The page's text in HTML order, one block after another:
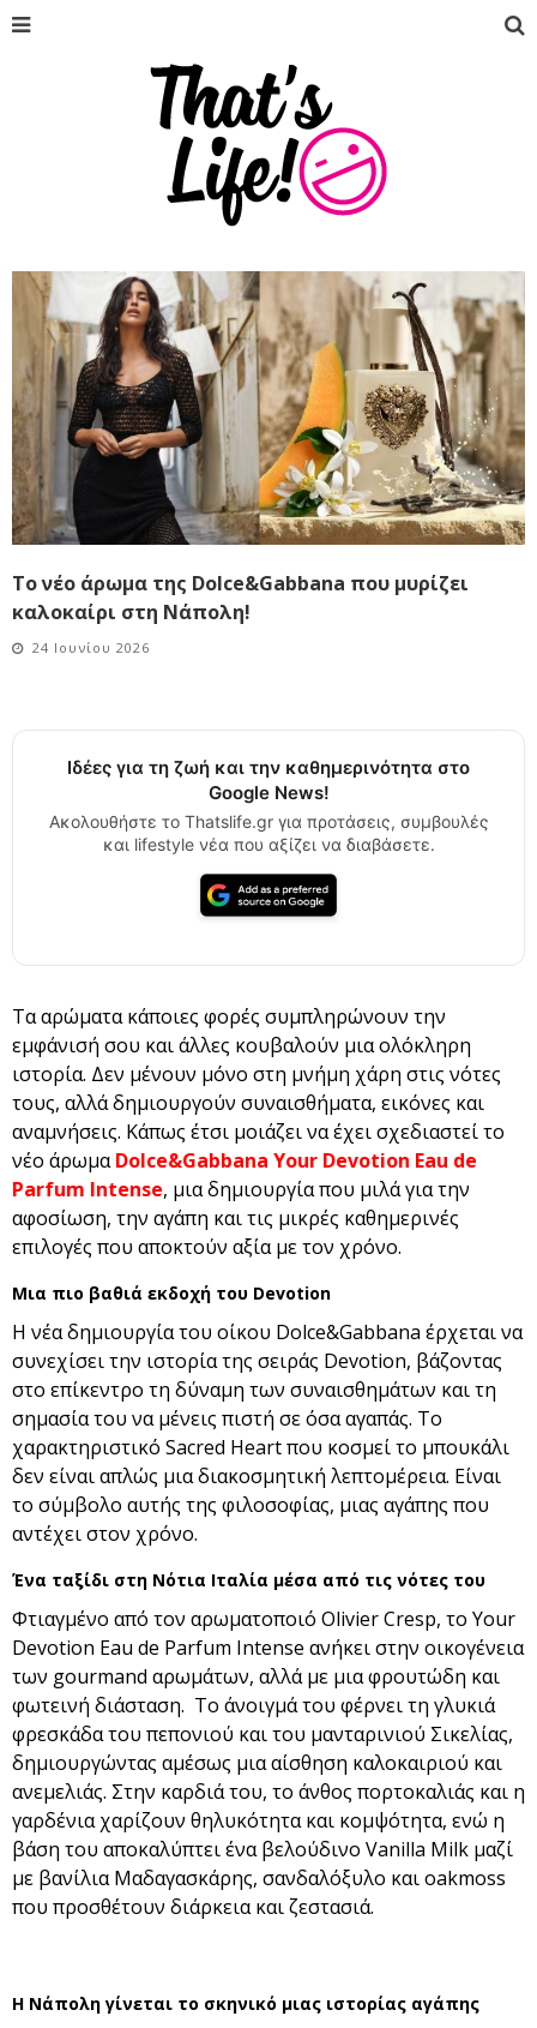
Το νέο άρωμα της Dolce&Gabbana που μυρίζει
καλοκαίρι στη Νάπολη!
24 Ιουνίου 2026
Ιδέες για τη ζωή και την καθημερινότητα στο
Google News!
Ακολουθήστε το Thatslife.gr για προτάσεις, συμβουλές
και lifestyle νέα που αξίζει να διαβάσετε.
Τα αρώματα κάποιες φορές συμπληρώνουν την
εμφάνισή σου και άλλες κουβαλούν μια ολόκληρη
ιστορία. Δεν μένουν μόνο στη μνήμη χάρη στις νότες
τους, αλλά δημιουργούν συναισθήματα, εικόνες και
αναμνήσεις. Κάπως έτσι μοιάζει να έχει σχεδιαστεί το
νέο άρωμαDolce&Gabbana Your Devotion Eau de
Parfum Intense, μια δημιουργία που μιλά για την
αφοσίωση, την αγάπη και τις μικρές καθημερινές
επιλογές που αποκτούν αξία με τον χρόνο.
Μια πιο βαθιά εκδοχή του Devotion
Η νέα δημιουργία του οίκου Dolce&Gabbana έρχεται να
συνεχίσει την ιστορία της σειράς Devotion, βάζοντας
στο επίκεντρο τη δύναμη των συναισθημάτων και τη
σημασία του να μένεις πιστή σε όσα αγαπάς. Το
χαρακτηριστικό Sacred Heart που κοσμεί το μπουκάλι
δεν είναι απλώς μια διακοσμητική λεπτομέρεια. Είναι
το σύμβολο αυτής της φιλοσοφίας, μιας αγάπης που
αντέχει στον χρόνο.
Ένα ταξίδι στη Νότια Ιταλία μέσα από τις νότες του
Φτιαγμένο από τον αρωματοποιό Olivier Cresp, το Your
Devotion Eau de Parfum Intense ανήκει στην οικογένεια
των gourmand αρωμάτων, αλλά με μια φρουτώδη και
φωτεινή διάσταση. Το άνοιγμά του φέρνει τη γλυκιά
φρεσκάδα του πεπονιού και του μανταρινιού Σικελίας,
δημιουργώντας αμέσως μια αίσθηση καλοκαιριού και
ανεμελιάς. Στην καρδιά του, το άνθος πορτοκαλιάς και η
γαρδένια χαρίζουν θηλυκότητα και κομψότητα, ενώ η
βάση του αποκαλύπτει ένα βελούδινο Vanilla Milk μαζί
με βανίλια Μαδαγασκάρης, σανδαλόξυλο και oakmoss
που προσθέτουν διάρκεια και ζεστασιά.
Η Νάπολη γίνεται το σκηνικό μιας ιστορίας αγάπης